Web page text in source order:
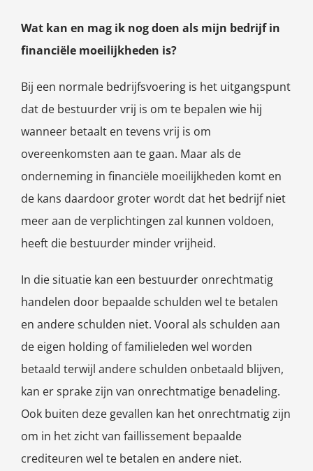
Wat kan en mag ik nog doen als mijn bedrijf in
financiële moeilijkheden is?
Bij een normale bedrijfsvoering is het uitgangspunt
dat de bestuurder vrij is om te bepalen wie hij
wanneer betaalt en tevens vrij is om
overeenkomsten aan te gaan. Maar als de
onderneming in financiële moeilijkheden komt en
de kans daardoor groter wordt dat het bedrijf niet
meer aan de verplichtingen zal kunnen voldoen,
heeft die bestuurder minder vrijheid.
In die situatie kan een bestuurder onrechtmatig
handelen door bepaalde schulden wel te betalen
en andere schulden niet. Vooral als schulden aan
de eigen holding of familieleden wel worden
betaald terwijl andere schulden onbetaald blijven,
kan er sprake zijn van onrechtmatige benadeling.
Ook buiten deze gevallen kan het onrechtmatig zijn
om in het zicht van faillissement bepaalde
crediteuren wel te betalen en andere niet.